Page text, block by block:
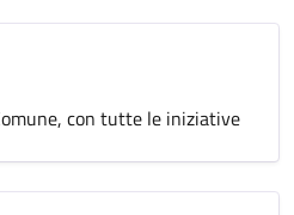
con tutte le iniziative